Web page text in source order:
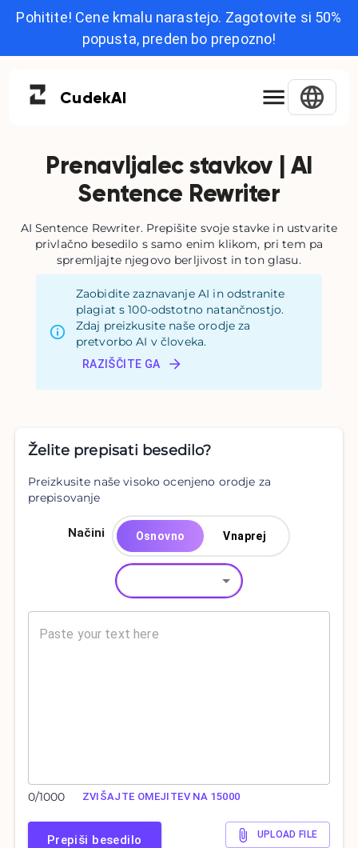
Pohitite! Cene kmalu narastejo. Zagotovite si 50%
popusta, preden bo prepozno!
CudekAI
Prenavljalec stavkov | AI
Sentence Rewriter
AI Sentence Rewriter. Prepišite svoje stavke in ustvarite
privlačno besedilo s samo enim klikom, pri tem pa
spremljajte njegovo berljivost in ton glasu.
Zaobidite zaznavanje AI in odstranite
plagiat s 100-odstotno natančnostjo.
Zdaj preizkusite naše orodje za
pretvorbo AI v človeka.
RAZIŠČITE GA
Želite prepisati besedilo?
Preizkusite naše visoko ocenjeno orodje za
prepisovanje
Načini Osnovno Vnaprej
0/1000 ZVIŠAJTE OMEJITEV NA 15000
Prepiši besedilo UPLOAD FILE